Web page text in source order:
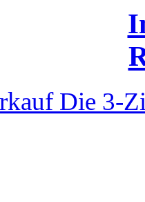
Die 3-